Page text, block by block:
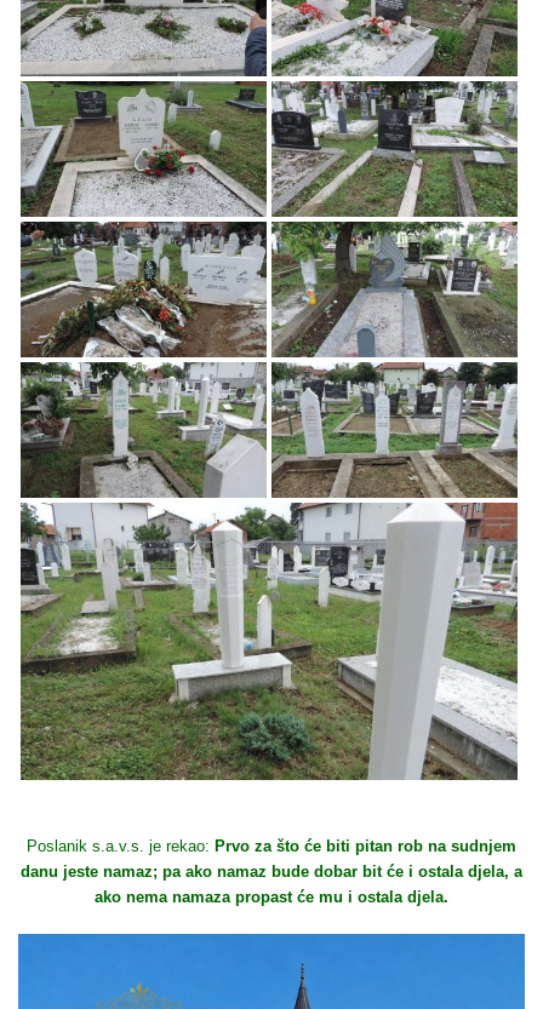
Poslanik s.a.v.s. je rekao: Prvo za što će biti pitan rob na sudnjem
danu jeste namaz; pa ako namaz bude dobar bit će i ostala djela, a
ako nema namaza propast će mu i ostala djela.